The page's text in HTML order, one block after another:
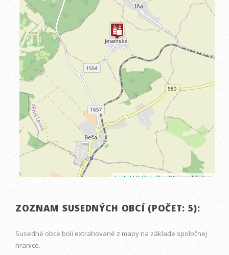
ZOZNAM SUSEDNÝCH OBCÍ (POČET: 5):
Susedné obce boli extrahované z mapy na základe spoločnej
hranice.